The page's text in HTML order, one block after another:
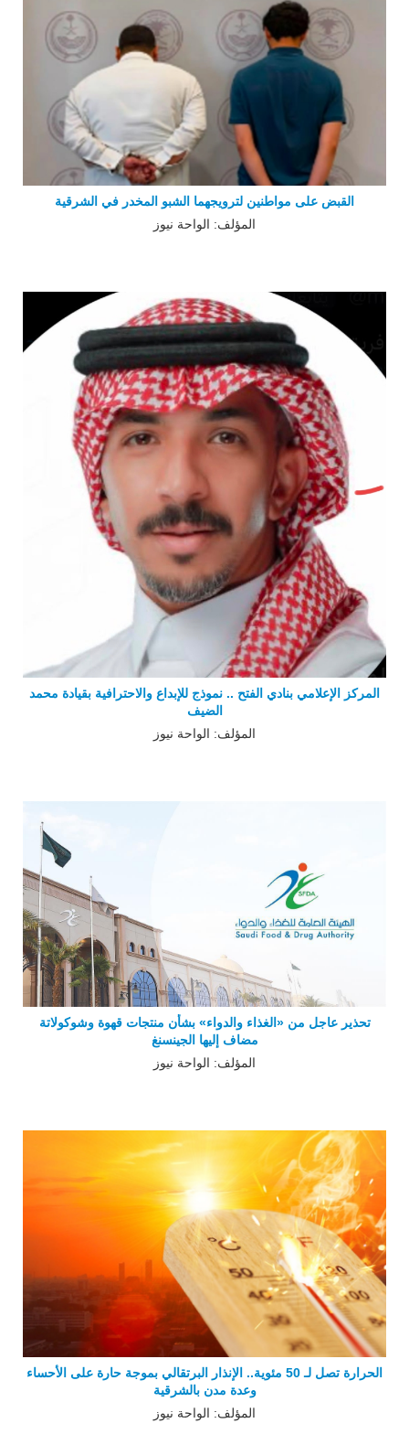
القبض على مواطنين لترويجهما الشبو المخدر في الشرقية
المؤلف: الواحة نيوز
المركز الإعلامي بنادي الفتح .. نموذج للإبداع والاحترافية بقيادة محمد
الضيف
المؤلف: الواحة نيوز
تحذير عاجل من «الغذاء والدواء» بشأن منتجات قهوة وشوكولاتة
مضاف إليها الجينسنغ
المؤلف: الواحة نيوز
الحرارة تصل لـ 50 مئوية.. الإنذار البرتقالي بموجة حارة على الأحساء
وعدة مدن بالشرقية
المؤلف: الواحة نيوز